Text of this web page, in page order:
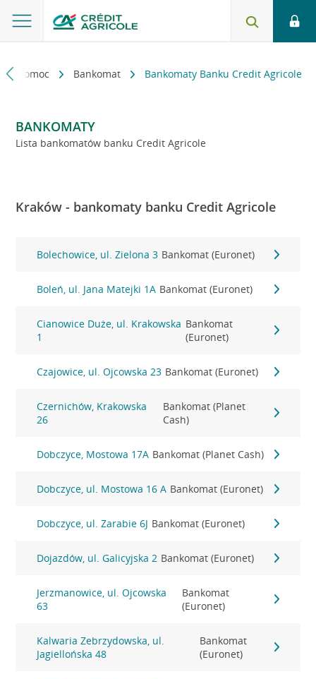
i pomoc Bankomat Bankomaty Banku Credit Agricole
BANKOMATY
Lista bankomatów banku Credit Agricole
Kraków - bankomaty banku Credit Agricole
Bolechowice, ul. Zielona 3 Bankomat (Euronet)
Boleń, ul. Jana Matejki 1A Bankomat (Euronet)
Cianowice Duże, ul. Krakowska
1
Bankomat
(Euronet)
Czajowice, ul. Ojcowska 23 Bankomat (Euronet)
Czernichów, Krakowska
26
Bankomat (Planet
Cash)
Dobczyce, Mostowa 17A Bankomat (Planet Cash)
Dobczyce, ul. Mostowa 16 A Bankomat (Euronet)
Dobczyce, ul. Zarabie 6J Bankomat (Euronet)
Dojazdów, ul. Galicyjska 2 Bankomat (Euronet)
Jerzmanowice, ul. Ojcowska
63
Bankomat
(Euronet)
Kalwaria Zebrzydowska, ul.
Jagiellońska 48
Bankomat
(Euronet)